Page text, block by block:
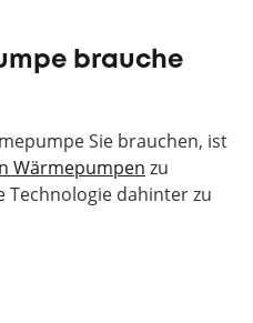
brauche
Sie brauchen, ist
Wärmepumpen zu
Technologie dahinter zu